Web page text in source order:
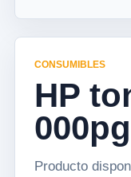
CONSUMIBLES
HP
Producto